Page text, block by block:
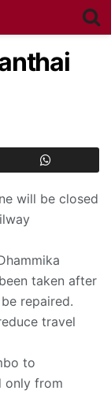
will be closed
taken after
repaired.
travel
to
only from